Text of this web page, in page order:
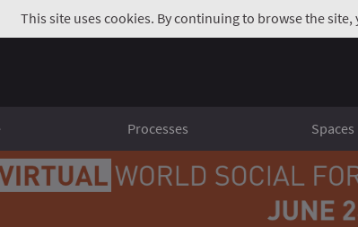
This site uses cookies. By continuing to browse the
Processes Spaces